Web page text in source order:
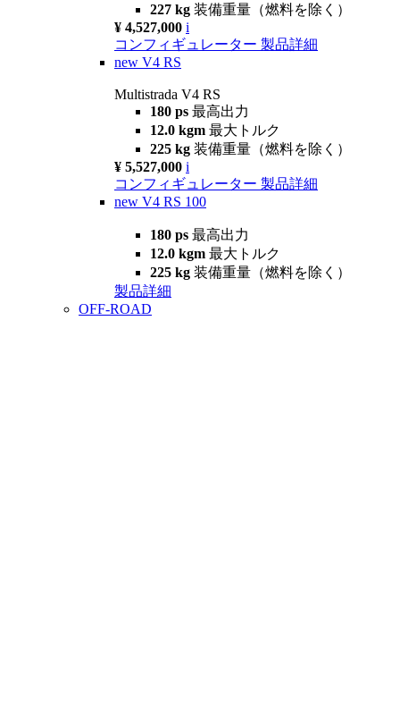
227 kg 装備重量（燃料を除く）
¥ 4,527,000 i
コンフィギュレーター 製品詳細
new V4 RS
Multistrada V4 RS
180 ps 最高出力
12.0 kgm 最大トルク
225 kg 装備重量（燃料を除く）
¥ 5,527,000 i
コンフィギュレーター 製品詳細
new V4 RS 100
180 ps 最高出力
12.0 kgm 最大トルク
225 kg 装備重量（燃料を除く）
製品詳細
OFF-ROAD